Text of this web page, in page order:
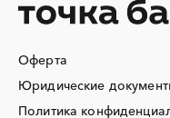
ПУБЛИЧНОЕ
ОБЩЕСТВО "РОССЕТИ
МОСКОВСКИЙ РЕГИОН"
5036065113
Оферта
Юридические
Политика